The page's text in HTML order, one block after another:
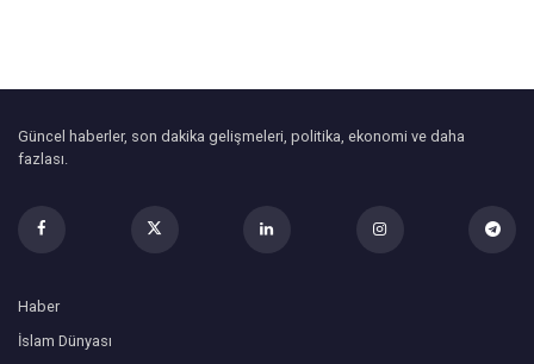
Güncel haberler, son dakika gelişmeleri, politika, ekonomi ve daha
fazlası.
Haber
İslam Dünyası